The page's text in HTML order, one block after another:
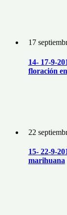
17
14- 17-9-
floración
22
15- 22-9-
marihuana